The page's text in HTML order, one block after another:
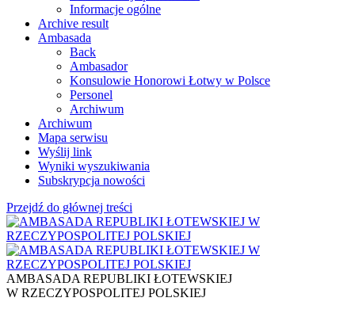
Informacje ogólne
Archive result
Ambasada
Back
Ambasador
Konsulowie Honorowi Łotwy w Polsce
Personel
Archiwum
Archiwum
Mapa serwisu
Wyślij link
Wyniki wyszukiwania
Subskrypcja nowości
Przejdź do głównej treści
AMBASADA REPUBLIKI ŁOTEWSKIEJ
W RZECZYPOSPOLITEJ POLSKIEJ